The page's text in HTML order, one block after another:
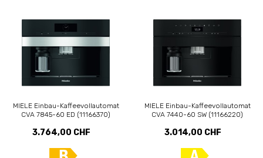
MIELE Einbau-Kaffeevollautomat
CVA 7845-60 ED (11166370)
3.764,00 CHF
MIELE Einbau-Kaffeevollautomat
CVA 7440-60 SW (11166220)
3.014,00 CHF